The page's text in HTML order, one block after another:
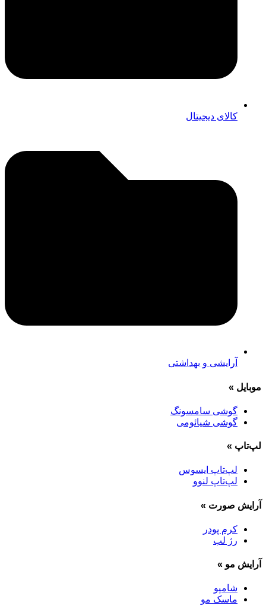
کالای دیجیتال
آرایشی و بهداشتی
موبایل »
گوشی سامسونگ
گوشی شیائومی
لپ‌تاپ »
لپ‌تاپ ایسوس
لپ‌تاپ لنوو
آرایش صورت »
کرم پودر
رژ لب
آرایش مو »
شامپو
ماسک مو